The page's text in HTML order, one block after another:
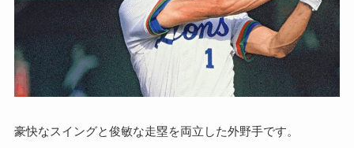
豪快なスイングと俊敏な走塁を両立した外野手です。